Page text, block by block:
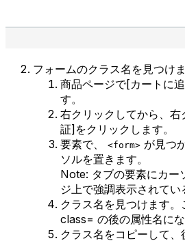
フォームのクラス名を見つけま
商品ページで[カートに
す。
右クリックしてから、
証]をクリックします。
要素で、
<form> が見つ
ソルを置きます。
Note: タブの要素にカー
ジ上で強調表示されてい
クラス名を見つけます
class= の後の属性名にな
クラス名をコピーして